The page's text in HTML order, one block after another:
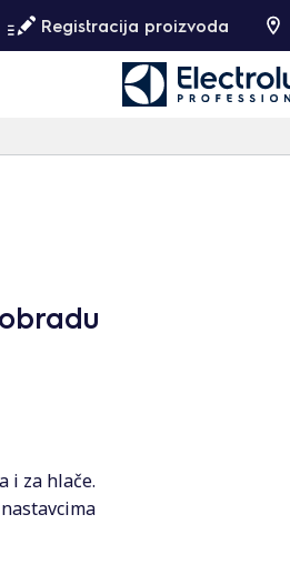
Registracija proizvoda
i za hlače.